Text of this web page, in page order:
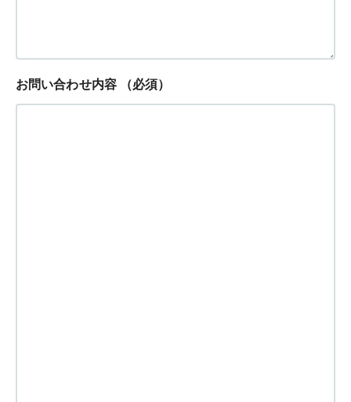
お問い合わせ内容 （必須）